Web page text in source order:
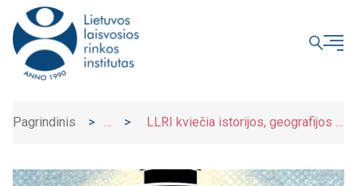
Pagrindinis
>
>
LLRI kviečia istorijos, geografijos ir
UŽDARYTI